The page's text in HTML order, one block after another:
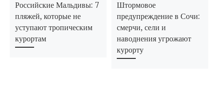
Российские Мальдивы: 7
пляжей, которые не
уступают тропическим
курортам
Штормовое
предупреждение в Сочи:
смерчи, сели и
наводнения угрожают
курорту